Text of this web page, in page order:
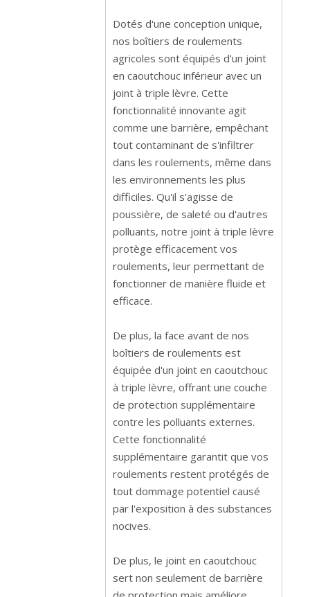
Dotés d'une conception unique,
nos boîtiers de roulements
agricoles sont équipés d'un joint
en caoutchouc inférieur avec un
joint à triple lèvre. Cette
fonctionnalité innovante agit
comme une barrière, empêchant
tout contaminant de s'infiltrer
dans les roulements, même dans
les environnements les plus
difficiles. Qu'il s'agisse de
poussière, de saleté ou d'autres
polluants, notre joint à triple lèvre
protège efficacement vos
roulements, leur permettant de
fonctionner de manière fluide et
efficace.
De plus, la face avant de nos
boîtiers de roulements est
équipée d'un joint en caoutchouc
à triple lèvre, offrant une couche
de protection supplémentaire
contre les polluants externes.
Cette fonctionnalité
supplémentaire garantit que vos
roulements restent protégés de
tout dommage potentiel causé
par l'exposition à des substances
nocives.
De plus, le joint en caoutchouc
sert non seulement de barrière